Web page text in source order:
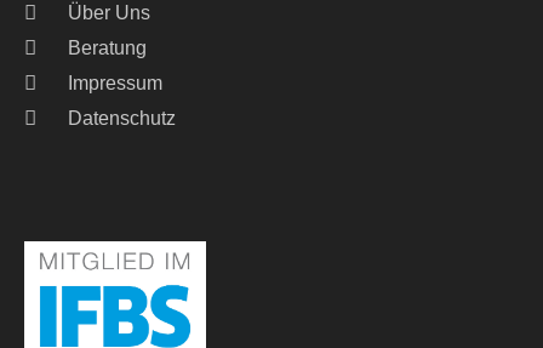
Über Uns
Beratung
Impressum
Datenschutz